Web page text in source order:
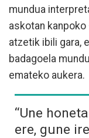
mundua
askotan
atzetik ibili gara,
badagoela
emateko aukera.
“Une
ere, gune